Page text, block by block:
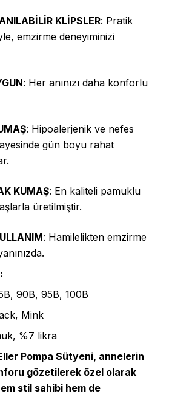
KLİPSLER: Pratik
emzirme deneyiminizi
: Her anınızı daha konforlu
: Hipoalerjenik ve nefes
gün boyu rahat
KUMAŞ: En kaliteli pamuklu
üretilmiştir.
: Hamilelikten emzirme
90B, 95B, 100B
Mink
%7 likra
Pompa Sütyeni, annelerin
gözetilerek özel olarak
stil sahibi hem de